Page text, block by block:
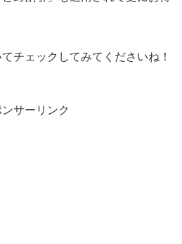
チェックしてみてくださいね！
ンサーリンク